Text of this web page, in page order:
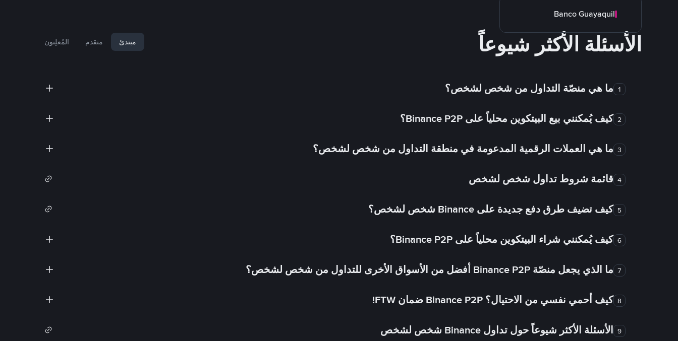
Banco Guayaquil
الأسئلة الأكثر شيوعاً مبتدئ متقدم المُعلِنون
1 ما هي منصّة التداول من شخص لشخص؟
2 كيف يُمكنني بيع البيتكوين محلياً على Binance P2P؟
3 ما هي العملات الرقمية المدعومة في منطقة التداول من شخص لشخص؟
4 قائمة شروط تداول شخص لشخص
5 كيف تضيف طرق دفع جديدة على Binance شخص لشخص؟
6 كيف يُمكنني شراء البيتكوين محلياً على Binance P2P؟
7 ما الذي يجعل منصّة Binance P2P أفضل من الأسواق الأخرى للتداول من شخص لشخص؟
8 كيف أحمي نفسي من الاحتيال؟ Binance P2P ضمان FTW!
9 الأسئلة الأكثر شيوعاً حول تداول Binance شخص لشخص